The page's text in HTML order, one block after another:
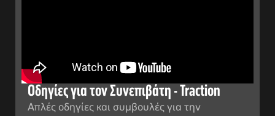
Οδηγίες για τον Συνεπιβάτη - Traction
Απλές οδηγίες και συμβουλές για την